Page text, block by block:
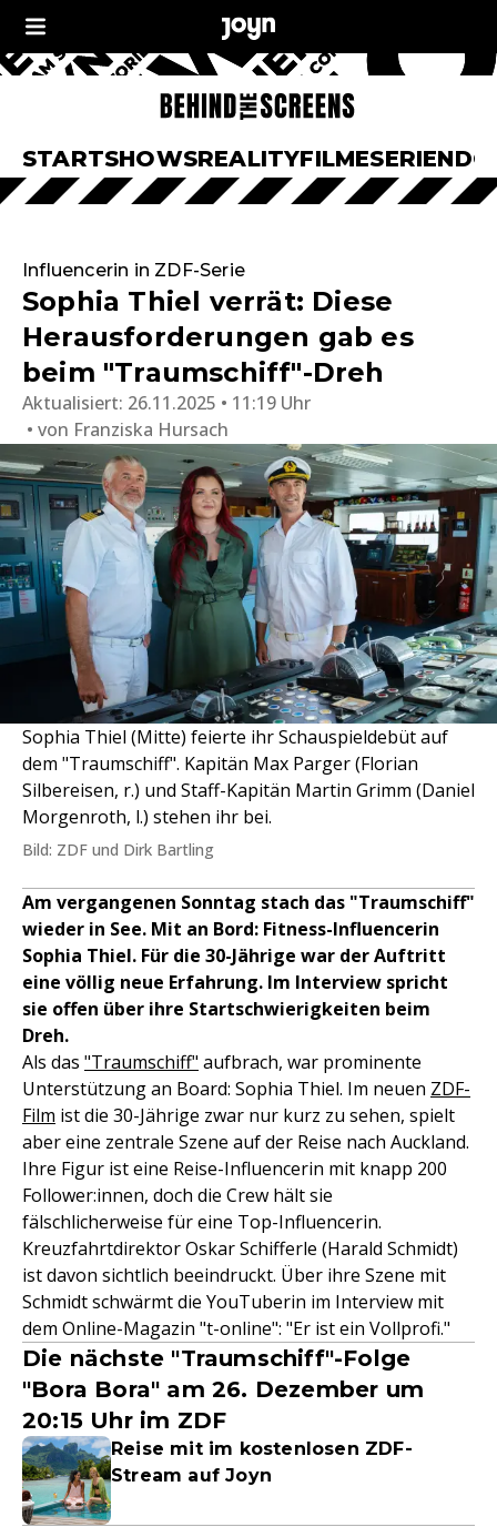
STARTSHOWSREALITYFILMESERIEN
Influencerin in ZDF-Serie
Sophia Thiel verrät: Diese
Herausforderungen gab es
beim "Traumschiff"-Dreh
Aktualisiert: 26.11.2025 • 11:19 Uhr
von Franziska Hursach
Sophia Thiel (Mitte) feierte ihr Schauspieldebüt auf
dem "Traumschiff". Kapitän Max Parger (Florian
Silbereisen, r.) und Staff-Kapitän Martin Grimm (Daniel
Morgenroth, l.) stehen ihr bei.
Bild: ZDF und Dirk Bartling
Am vergangenen Sonntag stach das "Traumschiff"
wieder in See. Mit an Bord: Fitness-Influencerin
Sophia Thiel. Für die 30-Jährige war der Auftritt
eine völlig neue Erfahrung. Im Interview spricht
sie offen über ihre Startschwierigkeiten beim
Dreh.
Als das "Traumschiff" aufbrach, war prominente
Unterstützung an Board: Sophia Thiel. Im neuen ZDF-
Film ist die 30-Jährige zwar nur kurz zu sehen, spielt
aber eine zentrale Szene auf der Reise nach Auckland.
Ihre Figur ist eine Reise-Influencerin mit knapp 200
Follower:innen, doch die Crew hält sie
fälschlicherweise für eine Top-Influencerin.
Kreuzfahrtdirektor Oskar Schifferle (Harald Schmidt)
ist davon sichtlich beeindruckt. Über ihre Szene mit
Schmidt schwärmt die YouTuberin im Interview mit
dem Online-Magazin "t-online": "Er ist ein Vollprofi."
Die nächste "Traumschiff"-Folge
"Bora Bora" am 26. Dezember um
20:15 Uhr im ZDF
Reise mit im kostenlosen ZDF-
Stream auf Joyn